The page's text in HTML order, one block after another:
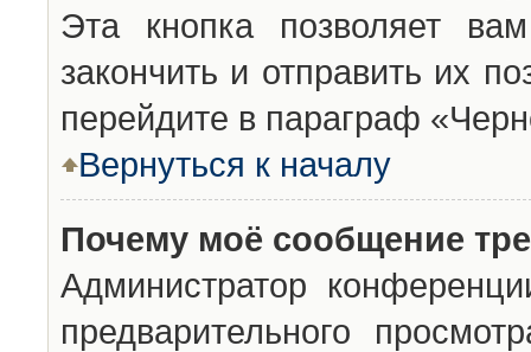
Эта кнопка позволяет
закончить и отправить их
перейдите в параграф
Вернуться к началу
Почему моё сообщение
Администратор
предварительного